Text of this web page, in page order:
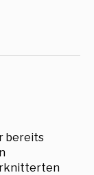
bereits